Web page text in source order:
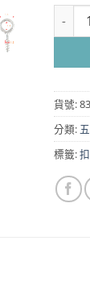
貨號:
分類:
標籤: